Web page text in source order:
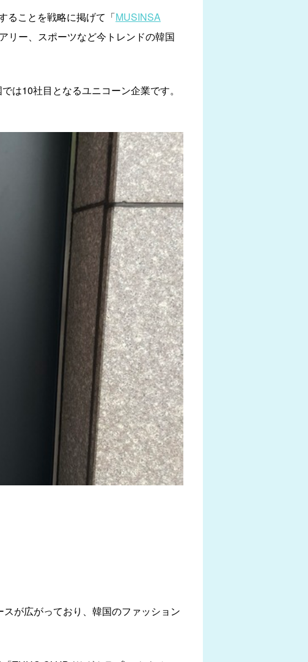
ることを戦略に掲げて「MUSINSA
リー、スポーツなど今トレンドの韓国
は10社目となるユニコーン企業です。
が広がっており、韓国のファッション